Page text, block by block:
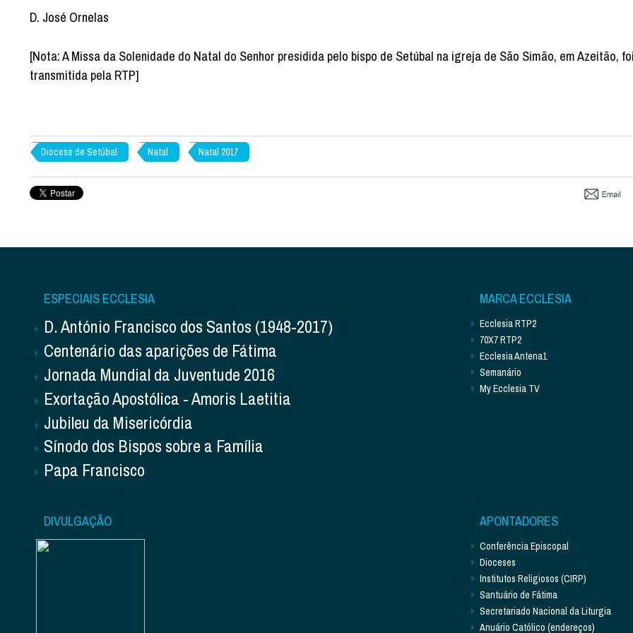
D. José Ornelas
[Nota: A Missa da Solenidade do Natal do Senhor presidida pelo bispo de Setúbal na igreja de São Simão, em Azeitão,
transmitida pela RTP]
Diocese de Setúbal Natal Natal 2017
ESPECIAIS ECCLESIA
D. António Francisco dos Santos (1948-2017)
Centenário das aparições de Fátima
Jornada Mundial da Juventude 2016
Exortação Apostólica - Amoris Laetitia
Jubileu da Misericórdia
Sínodo dos Bispos sobre a Família
Papa Francisco
MARCA ECCLESIA
Ecclesia RTP2
70X7 RTP2
Ecclesia Antena1
Semanário
My Ecclesia TV
DIVULGAÇÃO APONTADORES
Conferência Episcopal
Dioceses
Institutos Religiosos (CIRP)
Santuário de Fátima
Secretariado Nacional da Liturgia
Anuário Católico (endereços)